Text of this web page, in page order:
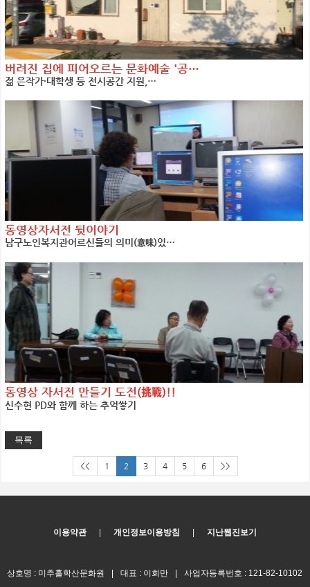
버려진 집에 피어오르는 문화예술 '공…
젊 은작가·대학생 등 전시공간 지원,…
동영상자서전 뒷이야기
남구노인복지관어르신들의 의미(意味)있…
동영상 자서전 만들기 도전(挑戰)!!
신수현 PD와 함께 하는 추억쌓기
목록
<< 1 2 3 4 5 6 >>
이용약관 개인정보이용방침 지난웹진보기
상호명 : 미추홀학산문화원 대표 : 이회만 사업자등록번호 : 121-82-10102